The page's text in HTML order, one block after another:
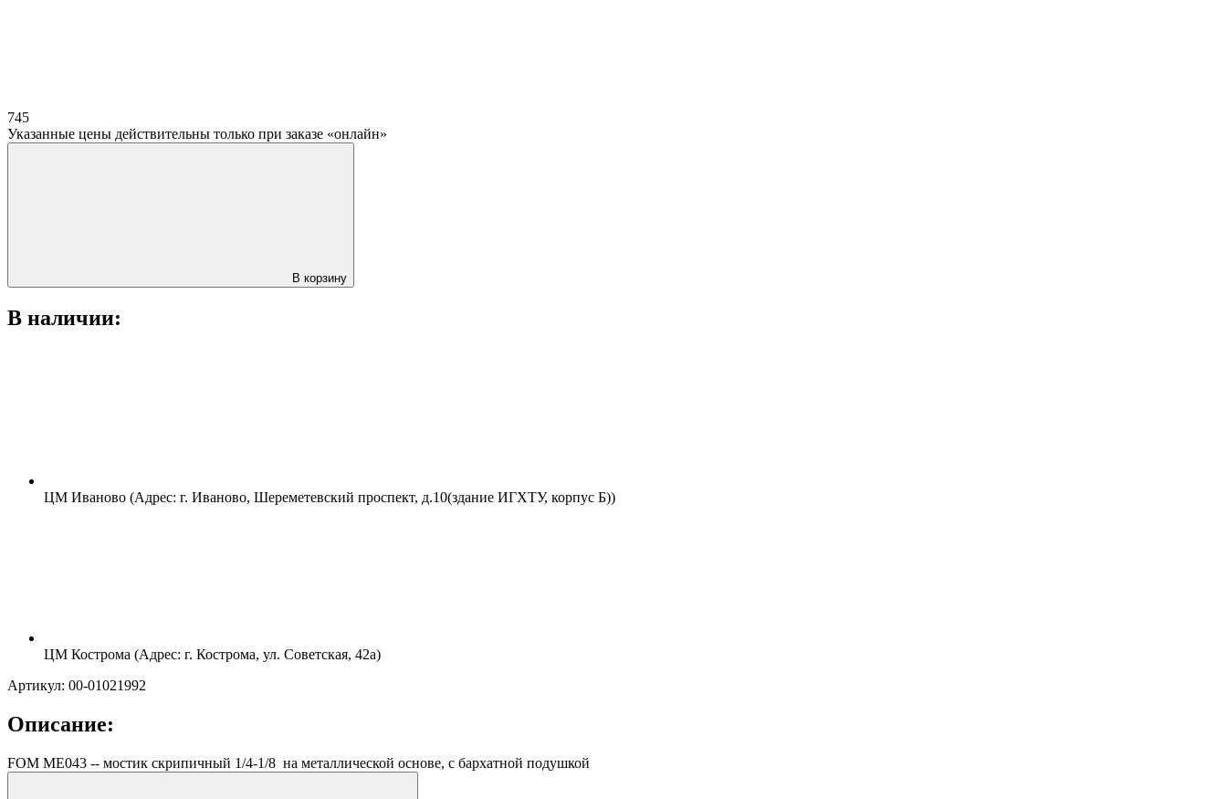
745
Указанные цены действительны только при заказе «онлайн»
В корзину
В наличии:
ЦМ Иваново (Адрес: г. Иваново, Шереметевский проспект, д.10(здание ИГХТУ, корпус Б))
ЦМ Кострома (Адрес: г. Кострома, ул. Советская, 42а)
Артикул: 00-01021992
Описание:
FOM ME043 -- мостик скрипичный 1/4-1/8 на металлической основе, с бархатной подушкой